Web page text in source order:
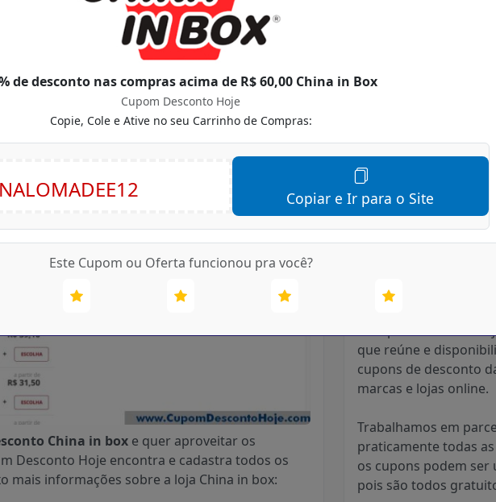
de desconto nas compras acima de R$ 60,00 China in Box
Cupom Desconto Hoje
Copie, Cole e Ative no seu Carrinho de Compras:
Copiar e Ir para o Site
Este Cupom ou Oferta funcionou pra você?
China in box e quer aproveitar os
Desconto Hoje encontra e cadastra todos os
mais informações sobre a loja China in box:
Disponibilizamos de
melhores descontos
Internet para os
Sempre
melhor para você
tempo.
Os produtos, cupons
divulgados são
por dia, sendo que
alterações sem aviso
Desconto Hoje,
esgotarem os
O
que reúne e
cupons de desconto
marcas e lojas online.
Trabalhamos em
praticamente todas
os cupons podem ser
pois são todos